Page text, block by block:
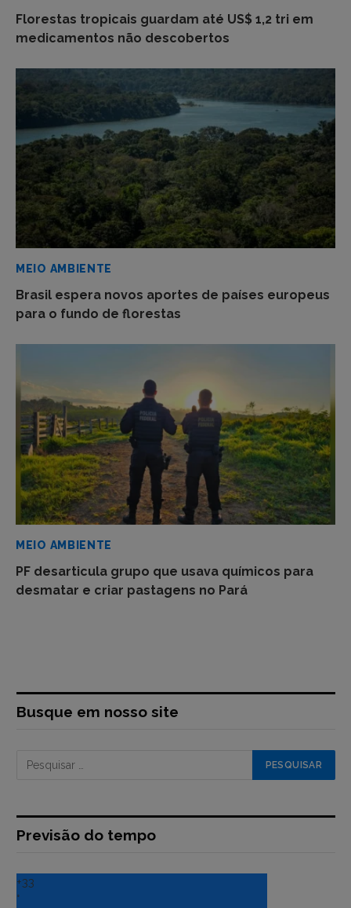
Florestas tropicais guardam até US$ 1,2 tri em
medicamentos não descobertos
MEIO AMBIENTE
Brasil espera novos aportes de países europeus
para o fundo de florestas
MEIO AMBIENTE
PF desarticula grupo que usava químicos para
desmatar e criar pastagens no Pará
Busque em nosso site
Previsão do tempo
+33
°